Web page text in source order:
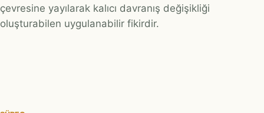
çevresine yayılarak kalıcı davranış değişikliği
oluşturabilen uygulanabilir fikirdir.